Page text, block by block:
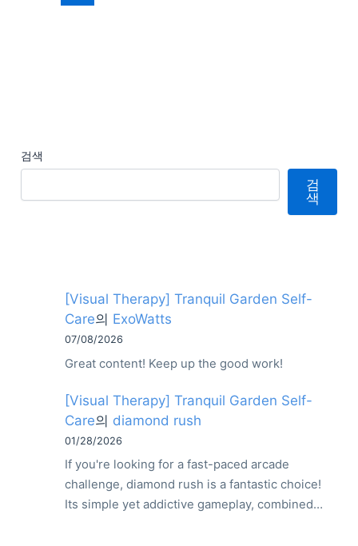
검색
검
색
[Visual Therapy] Tranquil Garden Self-
Care의 ExoWatts
07/08/2026
Great content! Keep up the good work!
[Visual Therapy] Tranquil Garden Self-
Care의 diamond rush
01/28/2026
If you're looking for a fast-paced arcade
challenge, diamond rush is a fantastic choice!
Its simple yet addictive gameplay, combined…